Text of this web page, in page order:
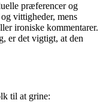
præferencer og
vittigheder, mens
ironiske kommentarer.
er det vigtigt, at den
til at grine: